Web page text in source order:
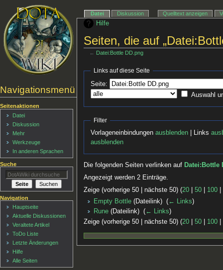
Hilfe
Seiten, die auf
← Datei:Bottle DD.png
Links auf diese Seite
Seite:
Auswahl
Filter
Vorlageneinbindungen ausblenden| Links
ausblenden
Die folgenden Seiten verlinken auf Datei:Bottle
Angezeigt werden 2 Einträge.
Zeige (vorherige 50 | nächste 50) (20 |50 100
Empty Bottle (Dateilink) ‎(← Links)
Rune (Dateilink) ‎(← Links)
Zeige (vorherige 50 | nächste 50) (20 |50 100
Navigationsmenü
Datei Diskussion Quelltext anzeigen
Seitenaktionen
Datei
Diskussion
Mehr
Werkzeuge
In anderen Sprachen
Suche
Navigation
Hauptseite
Aktuelle Diskussionen
Veraltete Artikel
ToDo Liste
Letzte Änderungen
Hilfe
Alle Seiten